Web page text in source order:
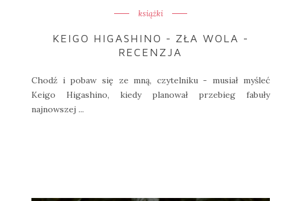
książki
KEIGO HIGASHINO - ZŁA WOLA -
RECENZJA
Chodź i pobaw się ze mną, czytelniku - musiał myśleć
Keigo Higashino, kiedy planował przebieg fabuły
najnowszej ...